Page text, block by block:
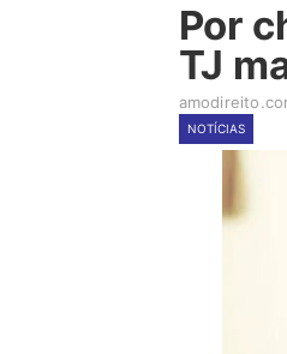
Por
TJ
NOTÍCIAS